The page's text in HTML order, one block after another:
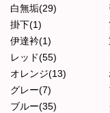
白無垢(29)
掛下(1)
伊達衿(1)
レッド(55)
オレンジ(13)
グレー(7)
ブルー(35)